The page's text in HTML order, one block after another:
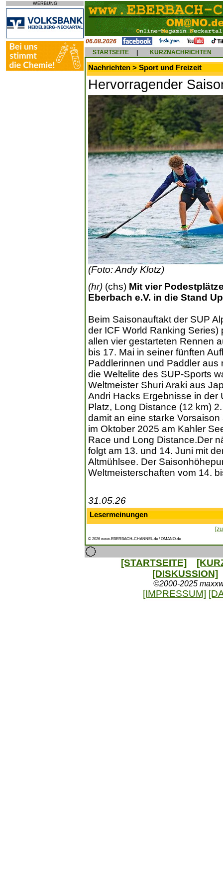
WERBUNG
06.08.2026
STARTSEITE
KURZNACHRICHTEN
Nachrichten > Sport und Freizeit
Hervorragender
(Foto: Andy Klotz)
(hr) (chs) Mit vier
Eberbach e.V. in die Stand
Beim Saisonauftakt der SUP
der ICF World Ranking
allen vier gestarteten Rennen
bis 17. Mai in seiner fünften
Paddlerinnen und Paddler aus
die Weltelite des SUP-Sports
Weltmeister Shuri Araki aus
Andri Hacks Ergebnisse in der
Platz, Long Distance (12 km)
damit an eine starke
im Oktober 2025 am Kahler
Race und Long Distance.Der
folgt am 13. und 14. Juni mit
Altmühlsee. Der
Weltmeisterschaften vom 14.
31.05.26
Lesermeinungen
© 2026 www.EBERBACH-CHANNEL.de / OMANO.de
[STARTSEITE]
[DISKUSSION]
©2000-2025
[IMPRESSUM]